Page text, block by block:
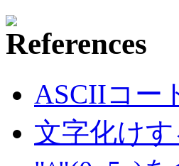
ASCIIコー
文字化け